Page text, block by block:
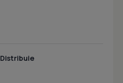
Distribuie